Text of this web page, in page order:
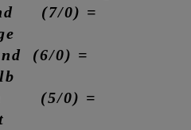
(7/0) =
(6/0) =
(5/0) =